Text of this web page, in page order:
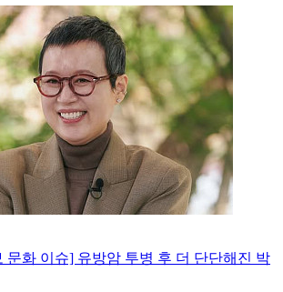
문화 이슈] 유방암 투병 후 더 단단해진 박